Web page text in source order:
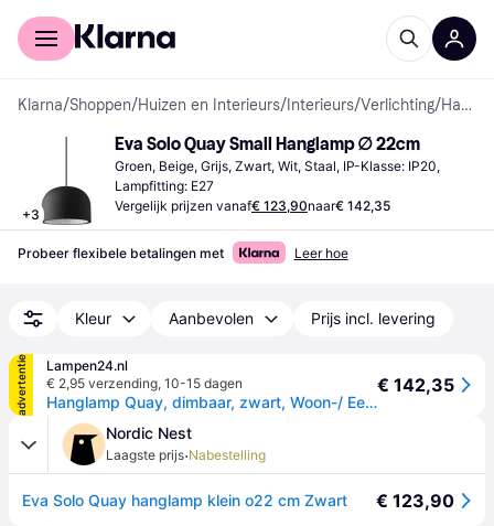
Voor shoppers
Klarna/Shoppen/Huizen en Interieurs/ Interieurs/Verlichting/ Hanglampen
+3
Eva Solo Quay Small Hanglamp ∅ 22cm
Groen, Beige, Grijs, Zwart, Wit, Staal, IP-Klasse: IP20,
Lampfitting: E27
Vergelijk prijzen vanaf€ 123,90naar€ 142,35
Probeer flexibele betalingen met Leer hoe
Kleur Aanbevolen Prijs incl. levering
advertentie
Lampen24.nl
€ 2,95 verzending, 10-15 dagen
Hanglamp Quay, dimbaar, zwart, Woon-/ Eetkamer, metaal, Modern, hanglamp
€ 142,35
Nordic Nest
Laagste prijs·Nabestelling
Eva Solo Quay hanglamp klein o22 cm Zwart € 123,90